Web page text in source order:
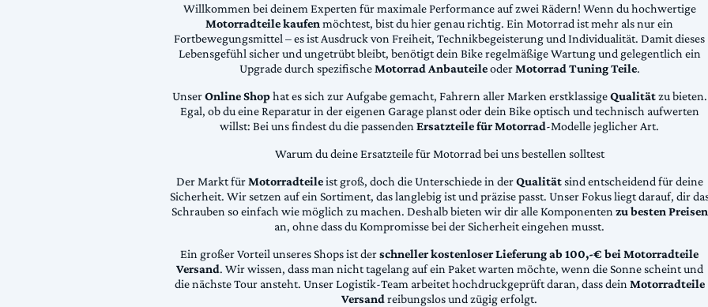
Willkommen bei deinem Experten für maximale Performance auf zwei Rädern! Wenn du hochwertige
Motorradteile kaufenmöchtest, bist du hier genau richtig. Ein Motorrad ist mehr als nur ein
Fortbewegungsmittel – es ist Ausdruck von Freiheit, Technikbegeisterung und Individualität. Damit dieses
Lebensgefühl sicher und ungetrübt bleibt, benötigt dein Bike regelmäßige Wartung und gelegentlich ein
Upgrade durch spezifischeMotorrad AnbauteileoderMotorrad Tuning Teile.
UnserOnline Shophat es sich zur Aufgabe gemacht, Fahrern aller Marken erstklassigeQualitätzu bieten.
Egal, ob du eine Reparatur in der eigenen Garage planst oder dein Bike optisch und technisch aufwerten
willst: Bei uns findest du die passendenErsatzteile für Motorrad-Modelle jeglicher Art.
Warum du deine Ersatzteile für Motorrad bei uns bestellen solltest
Der Markt fürMotorradteileist groß, doch die Unterschiede in derQualitätsind entscheidend für deine
Sicherheit. Wir setzen auf ein Sortiment, das langlebig ist und präzise passt. Unser Fokus liegt darauf, dir
Schrauben so einfach wie möglich zu machen. Deshalb bieten wir dir alle Komponentenzu besten Preisen
an, ohne dass du Kompromisse bei der Sicherheit eingehen musst.
Ein großer Vorteil unseres Shops ist derschneller kostenloser Lieferung ab 100,-€ bei Motorradteile
Versand. Wir wissen, dass man nicht tagelang auf ein Paket warten möchte, wenn die Sonne scheint und
die nächste Tour ansteht. Unser Logistik-Team arbeitet hochdruckgeprüft daran, dass deinMotorradteile
Versandreibungslos und zügig erfolgt.